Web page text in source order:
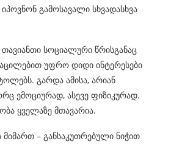
გამოსავალი სხვადასხვა
სოციალური წრისგანაც
უფრო დიდი ინტერესები
გარდა ამისა, არიან
ემოციურად, ასევე ფიზიკურად.
ყველაზე მთავარია.
– განსაკუთრებული ნიჭით